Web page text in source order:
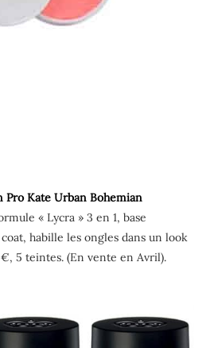
Pro Kate Urban Bohemian
« Lycra » 3 en 1, base
habille les ongles dans un look
5 teintes. (En vente en Avril).